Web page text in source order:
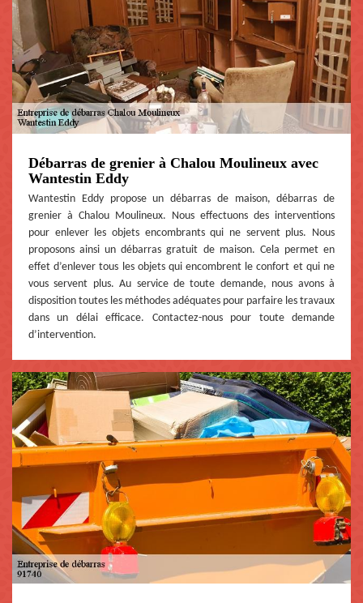
Débarras de grenier à Chalou Moulineux avec
Wantestin Eddy
Wantestin Eddy propose un débarras de maison, débarras de
grenier à Chalou Moulineux. Nous effectuons des interventions
pour enlever les objets encombrants qui ne servent plus. Nous
proposons ainsi un débarras gratuit de maison. Cela permet en
effet d’enlever tous les objets qui encombrent le confort et qui ne
vous servent plus. Au service de toute demande, nous avons à
disposition toutes les méthodes adéquates pour parfaire les travaux
dans un délai efficace. Contactez-nous pour toute demande
d’intervention.